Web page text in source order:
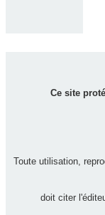
Ce site
Toute utilisation,
doit citer